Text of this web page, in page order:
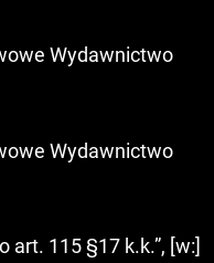
Wydawnictwo
Wydawnictwo
art. 115 §17 k.k.”, [w:]